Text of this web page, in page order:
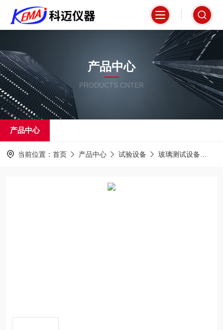
产品中心
PRODUCTS CNTER
产品中心
当前位置： 首页 产品中心 试验设备 玻璃测试设备